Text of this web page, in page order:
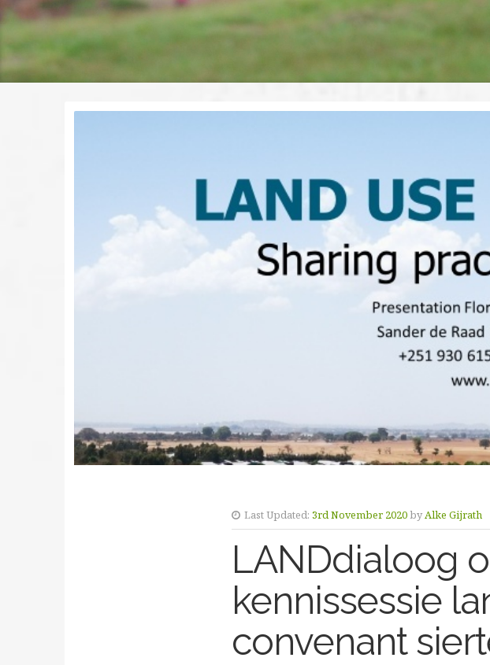
Last Updated: 3rd November 2020byAlke Gijrath
LANDdialoog
kennissessie
convenant